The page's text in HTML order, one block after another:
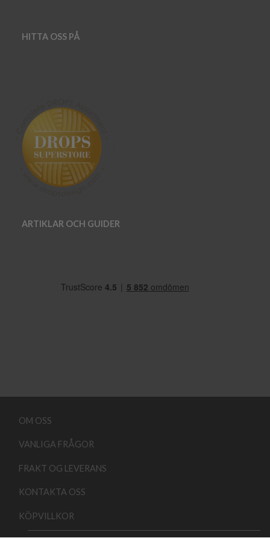
HITTA OSS PÅ
ARTIKLAR OCH GUIDER
OM OSS
VANLIGA FRÅGOR
FRAKT OG LEVERANS
KONTAKTA OSS
KÖPVILLKOR